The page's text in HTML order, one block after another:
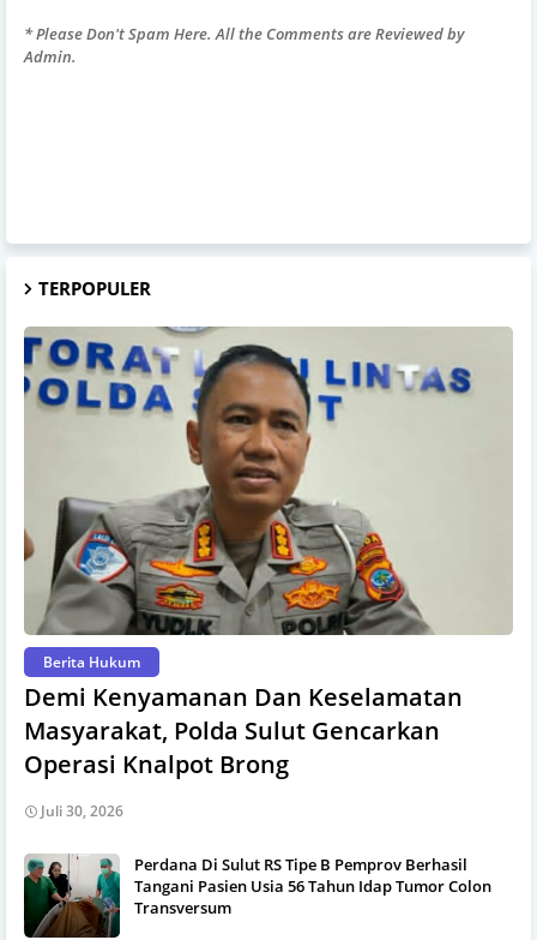
* Please Don't Spam Here. All the Comments are Reviewed by
Admin.
TERPOPULER
Berita Hukum
Demi Kenyamanan Dan Keselamatan
Masyarakat, Polda Sulut Gencarkan
Operasi Knalpot Brong
Juli 30, 2026
Perdana Di Sulut RS Tipe B Pemprov Berhasil
Tangani Pasien Usia 56 Tahun Idap Tumor Colon
Transversum